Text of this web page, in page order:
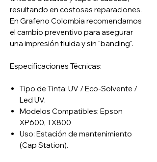
resultando en costosas reparaciones.
En Grafeno Colombia recomendamos
el cambio preventivo para asegurar
una impresión fluida y sin "banding".
Especificaciones Técnicas:
Tipo de Tinta: UV / Eco-Solvente /
Led UV.
Modelos Compatibles: Epson
XP600, TX800
Uso: Estación de mantenimiento
(Cap Station).